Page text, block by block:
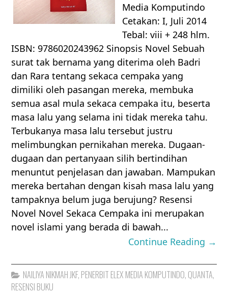
Media Komputindo
Cetakan: I, Juli 2014
Tebal: viii + 248 hlm.
ISBN: 9786020243962 Sinopsis Novel Sebuah
surat tak bernama yang diterima oleh Badri
dan Rara tentang sekaca cempaka yang
dimiliki oleh pasangan mereka, membuka
semua asal mula sekaca cempaka itu, beserta
masa lalu yang selama ini tidak mereka tahu.
Terbukanya masa lalu tersebut justru
melimbungkan pernikahan mereka. Dugaan-
dugaan dan pertanyaan silih bertindihan
menuntut penjelasan dan jawaban. Mampukan
mereka bertahan dengan kisah masa lalu yang
tampaknya belum juga berujung? Resensi
Novel Novel Sekaca Cempaka ini merupakan
novel islami yang berada di bawah...
Continue Reading →
NAILIYA NIKMAH JKF, PENERBIT ELEX MEDIA KOMPUTINDO, QUANTA,
RESENSI BUKU